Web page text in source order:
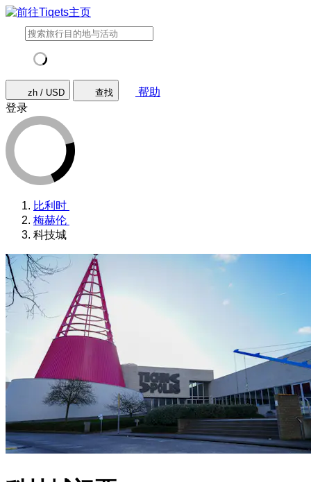
zh / USD 查找
帮助
登录
比利时
梅赫伦
科技城